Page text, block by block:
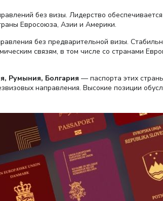
без визы. Лидерство
Евросоюза, Азии и Америки.
без предварительной визы.
связям, в том числе со странами
Румыния, Болгария — паспорта этих
направления. Высокие позиции